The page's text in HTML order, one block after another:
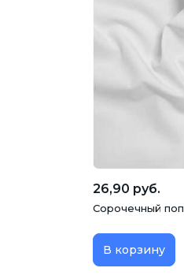
26,90 руб.
Сорочечный
В корзину